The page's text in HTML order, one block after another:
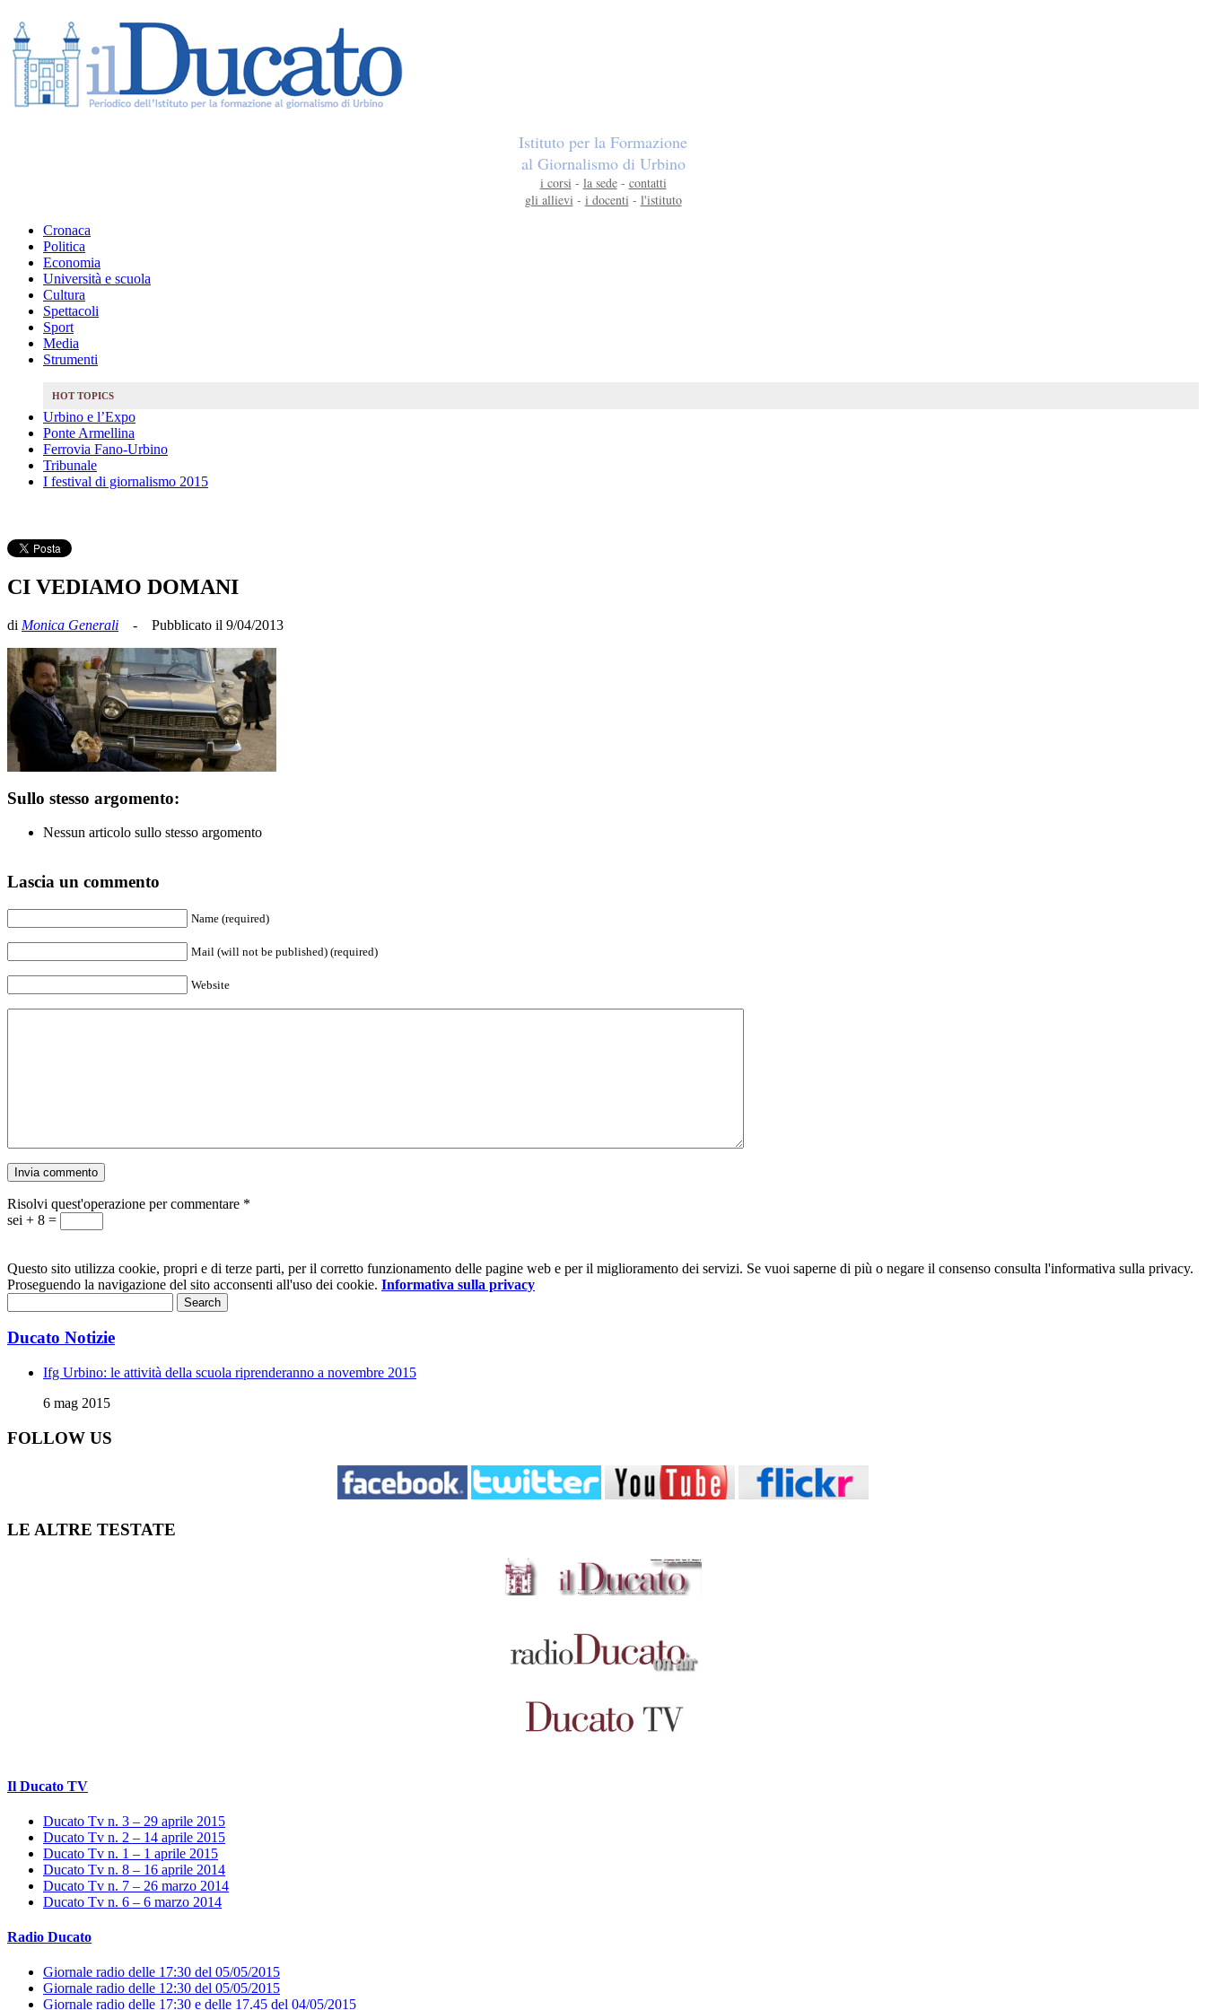
Istituto per la Formazione
al Giornalismo di Urbino
i corsi - la sede- contatti
gli allievi - i docenti - l'istituto
Cronaca
Politica
Economia
Università e scuola
Cultura
Spettacoli
Sport
Media
Strumenti
HOT TOPICS
Urbino e l’Expo
Ponte Armellina
Ferrovia Fano-Urbino
Tribunale
I festival di giornalismo 2015
CI VEDIAMO DOMANI
di Monica Generali - Pubblicato il 9/04/2013
Sullo stesso argomento:
Nessun articolo sullo stesso argomento
Lascia un commento
Name (required)
Mail (will not be published) (required)
Website
Risolvi quest'operazione per commentare *
sei + 8 =
Questo sito utilizza cookie, propri e di terze parti, per il corretto funzionamento delle pagine web e per il miglioramento dei servizi. Se vuoi saperne di più o negare il consenso consulta l'informativa sulla privacy.
Proseguendo la navigazione del sito acconsenti all'uso dei cookie. Informativa sulla privacy
Ducato Notizie
Ifg Urbino: le attività della scuola riprenderanno a novembre 2015
6 mag 2015
FOLLOW US
LE ALTRE TESTATE
Il Ducato TV
Ducato Tv n. 3 – 29 aprile 2015
Ducato Tv n. 2 – 14 aprile 2015
Ducato Tv n. 1 – 1 aprile 2015
Ducato Tv n. 8 – 16 aprile 2014
Ducato Tv n. 7 – 26 marzo 2014
Ducato Tv n. 6 – 6 marzo 2014
Radio Ducato
Giornale radio delle 17:30 del 05/05/2015
Giornale radio delle 12:30 del 05/05/2015
Giornale radio delle 17:30 e delle 17.45 del 04/05/2015